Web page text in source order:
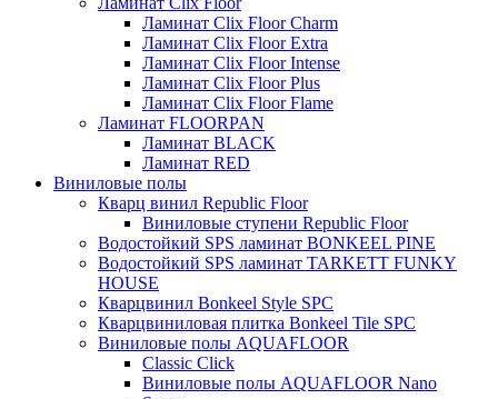
Ламинат Clix Floor Charm
Ламинат Clix Floor Extra
Ламинат Clix Floor Intense
Ламинат Clix Floor Plus
Ламинат Clix Floor Flame
Ламинат FLOORPAN
Ламинат BLACK
Ламинат RED
Виниловые полы
Кварц винил Republic Floor
Виниловые ступени Republic Floor
Водостойкий SPS ламинат BONKEEL PINE
Водостойкий SPS ламинат TARKETT FUNKY
HOUSE
Кварцвинил Bonkeel Style SPC
Кварцвиниловая плитка Bonkeel Tile SPC
Виниловые полы AQUAFLOOR
Classic Click
Виниловые полы AQUAFLOOR Nano